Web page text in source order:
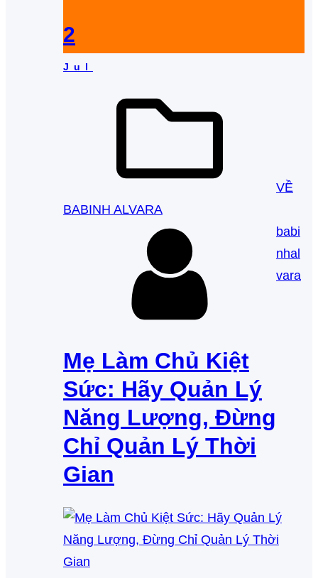
2
Jul
VỀ
BABINH ALVARA
babi
nhal
vara
Mẹ Làm Chủ Kiệt
Sức: Hãy Quản Lý
Năng Lượng, Đừng
Chỉ Quản Lý Thời
Gian